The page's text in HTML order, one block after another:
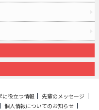
に役立つ情報
先輩のメッセージ
個人情報についてのお知らせ